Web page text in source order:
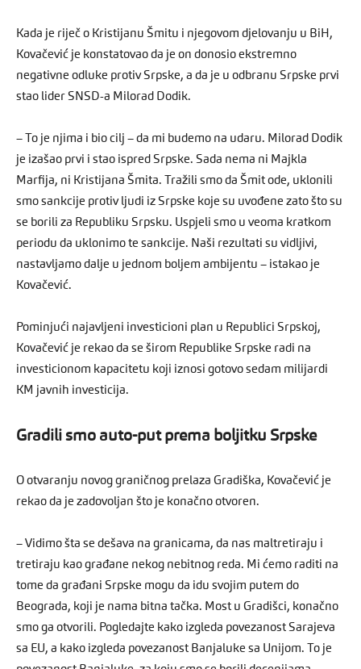
Kada je riječ o Kristijanu Šmitu i njegovom djelovanju u BiH,
Kovačević je konstatovao da je on donosio ekstremno
negativne odluke protiv Srpske, a da je u odbranu Srpske prvi
stao lider SNSD-a Milorad Dodik.
– To je njima i bio cilj – da mi budemo na udaru. Milorad Dodik
je izašao prvi i stao ispred Srpske. Sada nema ni Majkla
Marfija, ni Kristijana Šmita. Tražili smo da Šmit ode, uklonili
smo sankcije protiv ljudi iz Srpske koje su uvođene zato što su
se borili za Republiku Srpsku. Uspjeli smo u veoma kratkom
periodu da uklonimo te sankcije. Naši rezultati su vidljivi,
nastavljamo dalje u jednom boljem ambijentu – istakao je
Kovačević.
Pominjući najavljeni investicioni plan u Republici Srpskoj,
Kovačević je rekao da se širom Republike Srpske radi na
investicionom kapacitetu koji iznosi gotovo sedam milijardi
KM javnih investicija.
Gradili smo auto-put prema boljitku Srpske
O otvaranju novog graničnog prelaza Gradiška, Kovačević je
rekao da je zadovoljan što je konačno otvoren.
– Vidimo šta se dešava na granicama, da nas maltretiraju i
tretiraju kao građane nekog nebitnog reda. Mi ćemo raditi na
tome da građani Srpske mogu da idu svojim putem do
Beograda, koji je nama bitna tačka. Most u Gradišci, konačno
smo ga otvorili. Pogledajte kako izgleda povezanost Sarajeva
sa EU, a kako izgleda povezanost Banjaluke sa Unijom. To je